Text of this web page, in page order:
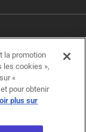
(SCHL) ©2026
la promotion
les cookies »,
«
pour obtenir
plus sur